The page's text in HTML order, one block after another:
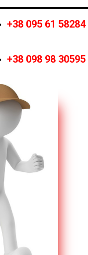
+38 095 61 58284
+38 098 98 30595